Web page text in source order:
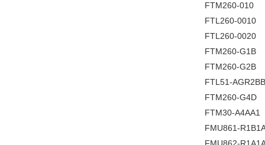
FTM260-010
FTL260-0010
FTL260-0020
FTM260-G1B
FTM260-G2B
FTL51-
FTM260-G4D
FTM30-A4AA1
FMU861-